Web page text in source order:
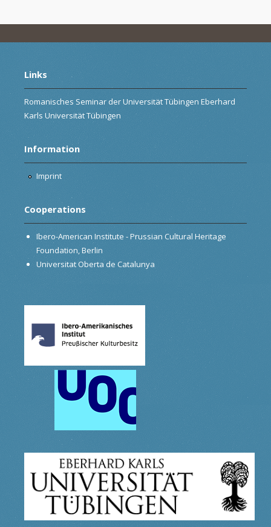
Links
Romanisches Seminar der Universität Tübingen Eberhard
Karls Universität Tübingen
Information
Imprint
Cooperations
Ibero-American Institute - Prussian Cultural Heritage
Foundation, Berlin
Universitat Oberta de Catalunya